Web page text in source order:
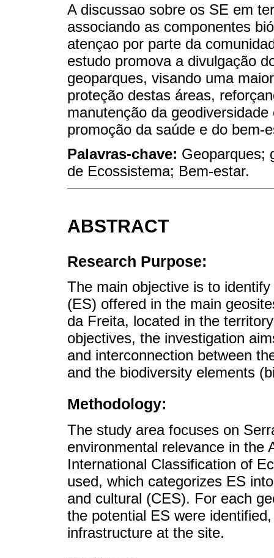
A discussao sobre os SE em
associando as componentes
atençao por parte da
estudo promova a divulgação
geoparques, visando uma
proteção destas áreas,
manutenção da
promoção da saúde e do bem-
Palavras-chave: Geoparques;
de Ecossistema; Bem-estar.
ABSTRACT
Research Purpose:
The main objective is to
(ES) offered in the main
da Freita, located in the
objectives, the investigation
and interconnection between
and the biodiversity elements
Methodology:
The study area focuses on
environmental relevance in the
International Classification of
used, which categorizes ES
and cultural (CES). For each
the potential ES were
infrastructure at the site.